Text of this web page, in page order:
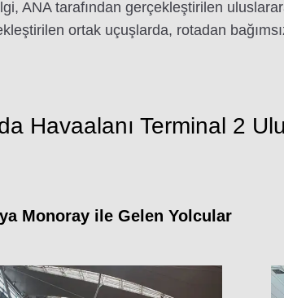
ANA tarafından gerçekleştirilen
ortak uçuşlarda, rotadan
Havaalanı Terminal 2
Monoray ile Gelen Yolcular